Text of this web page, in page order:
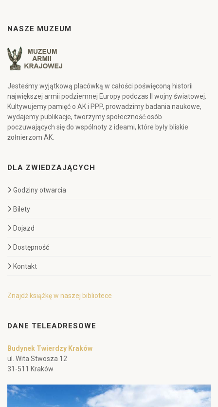
NASZE MUZEUM
Jesteśmy wyjątkową placówką w całości poświęconą historii
największej armii podziemnej Europy podczas II wojny światowej.
Kultywujemy pamięć o AK i PPP, prowadzimy badania naukowe,
wydajemy publikacje, tworzymy społeczność osób
poczuwających się do wspólnoty z ideami, które były bliskie
żołnierzom AK.
DLA ZWIEDZAJĄCYCH
Godziny otwarcia
Bilety
Dojazd
Dostępność
Kontakt
Znajdź książkę w naszej bibliotece
DANE TELEADRESOWE
Budynek Twierdzy Kraków
ul. Wita Stwosza 12
31-511 Kraków